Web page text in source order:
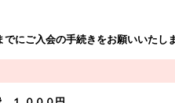
にご入会の手続きをお願いいたし